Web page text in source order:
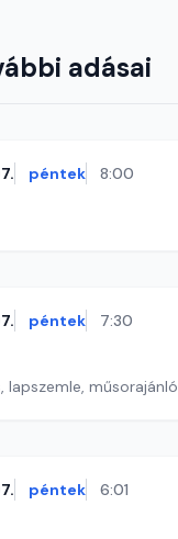
adásai
péntek 8:00
péntek 7:30
lapszemle, műsorajánló
péntek 6:01